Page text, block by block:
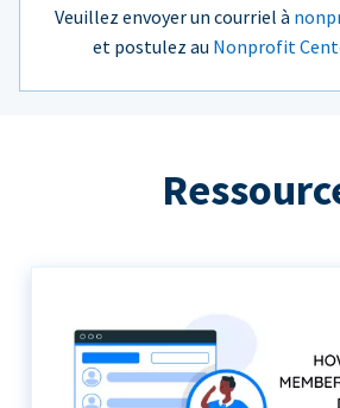
Veuillez envoyer un courriel à
et postulez au Nonprofit